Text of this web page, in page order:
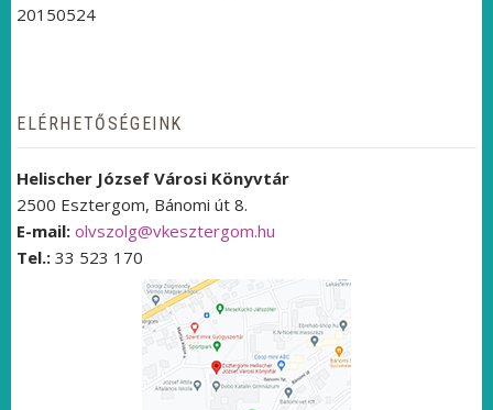
20150524
ELÉRHETŐSÉGEINK
Helischer József Városi Könyvtár
2500 Esztergom, Bánomi út 8.
E-mail: olvszolg@vkesztergom.hu
Tel.: 33 523 170